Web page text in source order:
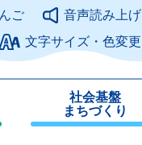
ジの本文へ
ご
音声読み上げ
文字サイズ・色変更
社会基盤
まちづくり